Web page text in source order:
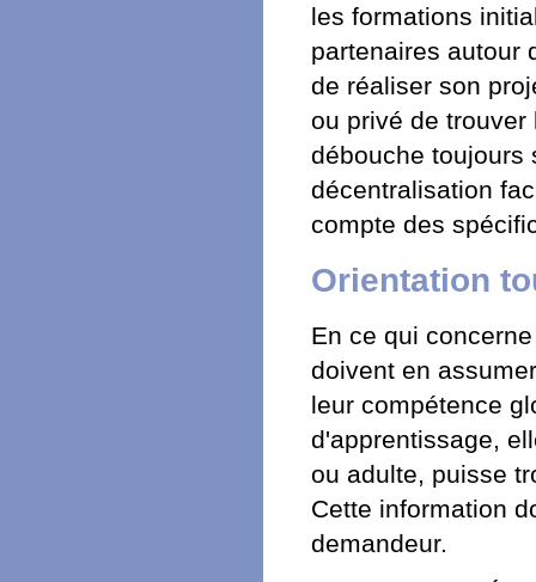
les formations
partenaires autour
de réaliser son
ou privé de
débouche toujours
décentralisation
compte des
Orientation
En ce qui
doivent en
leur compétence
d'apprentissage,
ou adulte, puisse
Cette information
demandeur.